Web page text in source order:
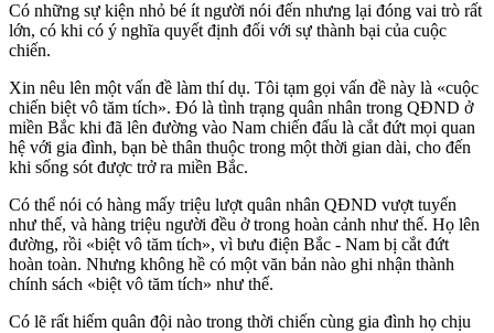
Có những sự kiện nhỏ bé ít người nói đến nhưng lại đóng vai trò rất
lớn, có khi có ý nghĩa quyết định đối với sự thành bại của cuộc
chiến.
Xin nêu lên một vấn đề làm thí dụ. Tôi tạm gọi vấn đề này là «cuộc
chiến biệt vô tăm tích». Đó là tình trạng quân nhân trong QĐND ở
miền Bắc khi đã lên đường vào Nam chiến đấu là cắt đứt mọi quan
hệ với gia đình, bạn bè thân thuộc trong một thời gian dài, cho đến
khi sống sót được trở ra miền Bắc.
Có thể nói có hàng mấy triệu lượt quân nhân QĐND vượt tuyến
như thế, và hàng triệu người đều ở trong hoàn cảnh như thế. Họ lên
đường, rồi «biệt vô tăm tích», vì bưu điện Bắc - Nam bị cắt đứt
hoàn toàn. Nhưng không hề có một văn bản nào ghi nhận thành
chính sách «biệt vô tăm tích» như thế.
Có lẽ rất hiếm quân đội nào trong thời chiến cùng gia đình họ chịu